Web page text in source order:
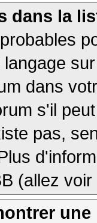
dans la
dans
s'il
pas,
(allez